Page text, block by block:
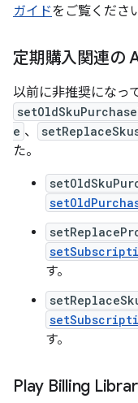
ガイドをご覧くださ
定期購入関連の
以前に非推奨になっ
e 、
た。
す。
す。
Play Billing